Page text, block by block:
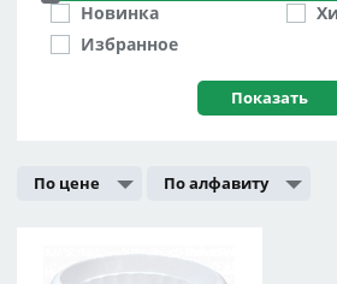
Новинка
Избранное
По цене По алфавиту